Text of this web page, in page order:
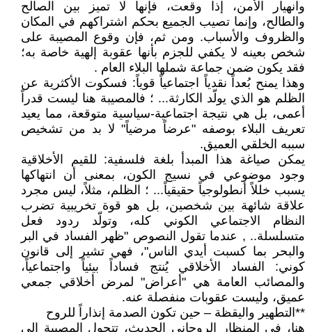
وانهيار الأمن، إذا وقعت، فإنها لا تميز بين الصالح
والطالح، وإنما تصيب الجميع بحكم اشتراكهم في المكان
والظروف والأسباب. ومن ثم، فإن وقوع المصيبة على
شخص بعينه لا يكفي للجزم بأنها عقوبة إلهية خاصة به؛
فقد يكون ضمن جماعة شملها البلاء العام .
وهذا يمنح بُعداً نقدياً اجتماعياً قوياً: فسكوت الأكثرية عن
الظلم هو الذي يولّد الكارثة... ؛ فالمصيبة هنا ليست قدراً
أعمى، بل هي نتيجة اجتماعية-سياسية متوقعة، مما يعيد
تعريف البلاء بوصفه "عرضاً مرضياً" لا بد من تشخيص
سببه الخلقي العميق.
يمكن صياغة هذا المبدأ بلغة فلسفية: للقيم الأخلاقية
وجود موضوعي في نسيج الكون، بمعنى أن انتهاكها
يسبب خللاً أنطولوجياً حقيقياً... ؛ الظلم، مثلاً، ليس مجرد
علاقة شائهة بين شخصين، بل هو قوة تخريبية تضرب
النظام الاجتماعي الكوني كله، وتولّد ردود فعل
متسلسلة.. , عندما تقول النصوص "ظهر الفساد في البر
والبحر بما كسبت أيدي الناس"، فهي تشير إلى قانون
كوني: الفساد الأخلاقي يُنتج فساداً بيئياً واجتماعياً،
والمصائب العامة هي "أعراض" لمرض أخلاقي جمعي
عميق، وليست عقوبات منفصلة عنه.
**التطهير واليقظة – حين تكون الصدمة إنذاراً للروح
هنا، في المنظار الروحاني الحديث، تتحول المصيبة إلى